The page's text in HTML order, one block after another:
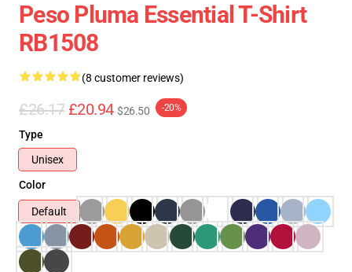
Peso Pluma Essential T-Shirt
RB1508
(8 customer reviews)
£26.17 £20.94 $26.50 -20%
Type
Unisex
Color
Default